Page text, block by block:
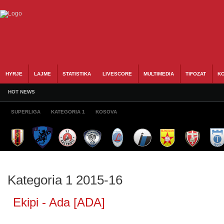
HYRJE LAJME STATISTIKA LIVESCORE MULTIMEDIA TIFOZAT
HOT NEWS
SUPERLIGA KATEGORIA 1 KOSOVA
Kategoria 1 2015-16
Ekipi - Ada [ADA]